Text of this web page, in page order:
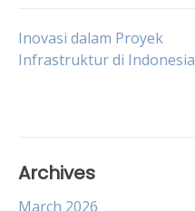
Post
Inovasi dalam Proyek
Infrastruktur di Indonesia
Archives
March 2026